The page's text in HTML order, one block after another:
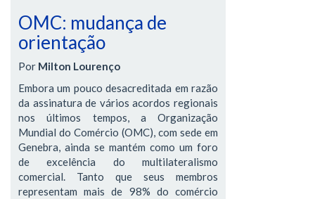
OMC: mudança de
orientação
Por Milton Lourenço
Embora um pouco desacreditada em razão
da assinatura de vários acordos regionais
nos últimos tempos, a Organização
Mundial do Comércio (OMC), com sede em
Genebra, ainda se mantém como um foro
de excelência do multilateralismo
comercial. Tanto que seus membros
representam mais de 98% do comércio